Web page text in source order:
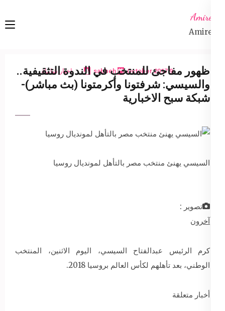
content
Enter)
Amireta
Amireta
9 October 2017
sabbeh اخبار شاملة
ظهور مفاجئ للمنتخب في الندوة التثقيفية..
والسيسي: شرفتونا وأكرمتونا (بث مباشر)-
شبكة سبح الاخبارية
السيسي يهنئ منتخب مصر بالتأهل لمونديال روسيا
تصوير :
آخرون
كرم الرئيس عبدالفتاح السيسي، اليوم الاثنين، المنتخب
الوطني، بعد تأهلهم لكأس العالم بروسيا 2018.
أخبار متعلقة